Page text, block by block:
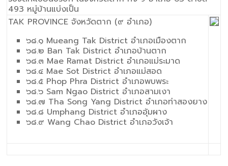
493 หมู่บ้านแบ่งเป็น
TAK PROVINCE จังหวัดตาก (๙ อำเภอ)
๖๘.๑ Mueang Tak District อำเภอเมืองตาก
๖๘.๒ Ban Tak District อำเภอบ้านตาก
๖๘.๓ Mae Ramat District อำเภอแม่ระมาด
๖๘.๔ Mae Sot District อำเภอแม่สอด
๖๘.๕ Phop Phra District อำเภอพบพระ
๖๘.๖ Sam Ngao District อำเภอสามเงา
๖๘.๗ Tha Song Yang District อำเภอท่าสองยาง
๖๘.๘ Umphang District อำเภออุ้มผาง
๖๘.๙ Wang Chao District อำเภอวังเจ้า